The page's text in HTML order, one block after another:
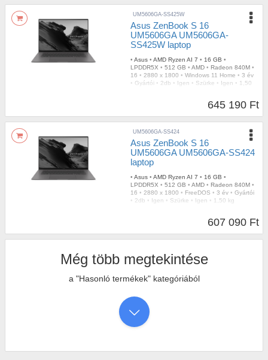
UM5606GA-SS425W
Asus ZenBook S 16
UM5606GA UM5606GA-
SS425W laptop
• Asus • AMD Ryzen AI 7 • 16 GB •
LPDDR5X • 512 GB • AMD • Radeon 840M •
16 • 2880 x 1800 • Windows 11 Home • 3 év
• Gyártói • 2db • Igen • Szürke • Igen • 1,50
645 190 Ft
UM5606GA-SS424
Asus ZenBook S 16
UM5606GA UM5606GA-SS424
laptop
• Asus • AMD Ryzen AI 7 • 16 GB •
LPDDR5X • 512 GB • AMD • Radeon 840M •
16 • 2880 x 1800 • FreeDOS • 3 év • Gyártói
• 2db • Igen • Szürke • Igen • 1,50 kg
607 090 Ft
Még több megtekintése
a "Hasonló termékek" kategóriából